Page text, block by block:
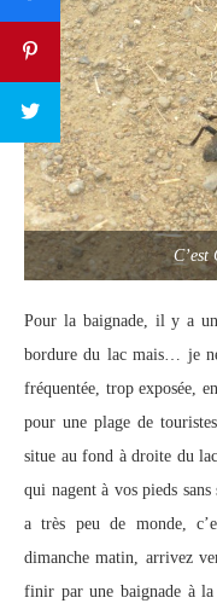
C’est
Pour la baignade, il y a
bordure du lac mais… je
fréquentée, trop exposée,
pour une plage de
situe au fond à droite du
qui nagent à vos pieds
a très peu de monde,
dimanche matin, arrivez
finir par une baignade à